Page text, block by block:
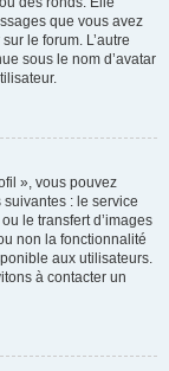
que vous avez
le forum. L’autre
sous le nom d’avatar
», vous pouvez
: le service
le transfert d’images
non la fonctionnalité
aux utilisateurs.
à contacter un